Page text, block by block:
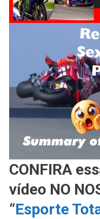
CONFIRA
vídeo NO
“Esporte